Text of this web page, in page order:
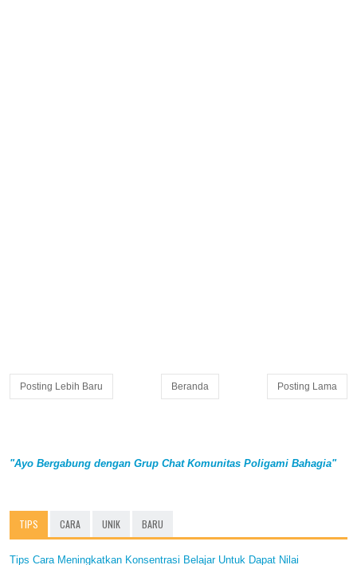
Posting Lebih Baru Posting Lama
Beranda
"Ayo Bergabung dengan Grup Chat Komunitas Poligami Bahagia"
TIPS CARA UNIK BARU
Tips Cara Meningkatkan Konsentrasi Belajar Untuk Dapat Nilai